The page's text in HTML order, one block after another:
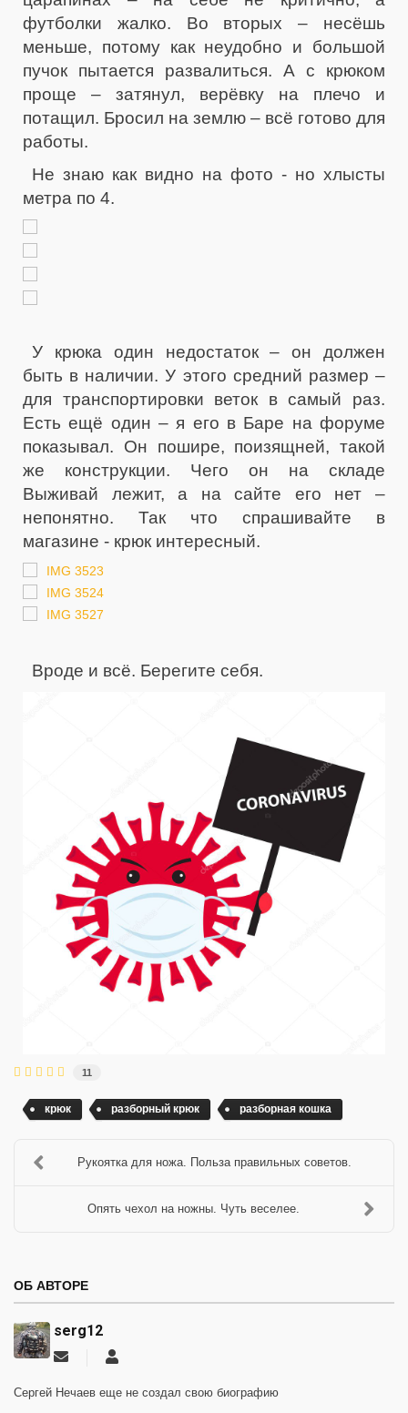
футболки жалко. Во вторых – несёшь
меньше, потому как неудобно и большой
пучок пытается развалиться. А с крюком
проще – затянул, верёвку на плечо и
потащил. Бросил на землю – всё готово для
работы.
Не знаю как видно на фото - но хлысты
метра по 4.
У крюка один недостаток – он должен
быть в наличии. У этого средний размер –
для транспортировки веток в самый раз.
Есть ещё один – я его в Баре на форуме
показывал. Он пошире, поизящней, такой
же конструкции. Чего он на складе
Выживай лежит, а на сайте его нет –
непонятно. Так что спрашивайте в
магазине - крюк интересный.
Вроде и всё. Берегите себя.
11
крюк разборный крюк разборная кошка
Рукоятка для ножа. Польза правильных советов.
Опять чехол на ножны. Чуть веселее.
ОБ АВТОРЕ
serg12
Подписаться
обновление
Сергей Нечаев еще не создал свою биографию